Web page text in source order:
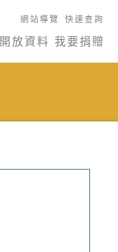
網站導覽 快速查詢
開放資料 我要捐贈